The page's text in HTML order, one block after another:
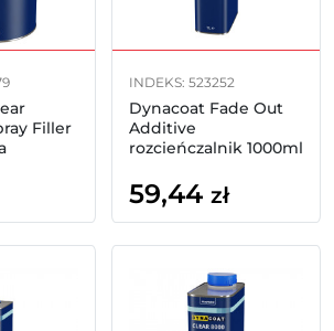
Filler
INDEKS: 523252
Dynacoat Fade Out
Additive
rozcieńczalnik 1000ml
59,44 zł